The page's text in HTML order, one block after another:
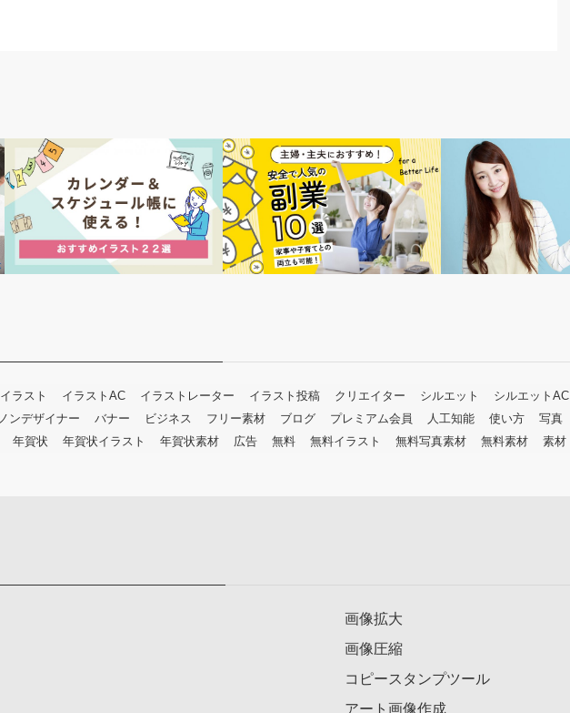
イラスト イラストAC イラストレーター イラスト投稿 クリエイター シルエット シルエットAC
ノンデザイナー バナー ビジネス フリー素材 ブログ プレミアム会員 人工知能 使い方 写真
年賀状 年賀状イラスト 年賀状素材 広告 無料 無料イラスト 無料写真素材 無料素材 素材
画像拡大
画像圧縮
コピースタンプツール
アート画像作成